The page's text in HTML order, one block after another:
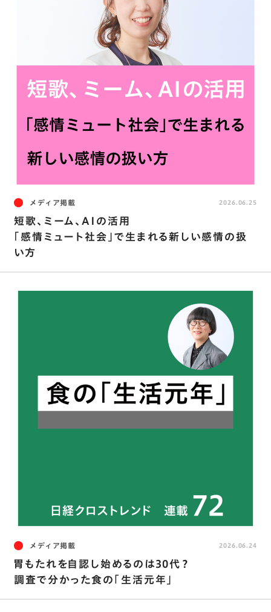
メディア掲載
短歌、ミーム、AIの活用
｢感情ミュート社会｣で生まれる新しい感情の扱
い方
2026.06.25
メディア掲載
胃もたれを自認し始めるのは30代？
調査で分かった食の「生活元年」
2026.06.24